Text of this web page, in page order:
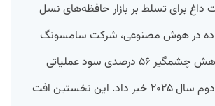
داغ برای تسلط بر بازار حافظه‌های نسل
در هوش مصنوعی، شرکت سامسونگ
الکترونیکس از کاهش چشمگیر ۵۶ درصدی سود عملیاتی
خود در سه‌ماهه دوم سال ۲۰۲۵ خبر داد. این نخستین افت